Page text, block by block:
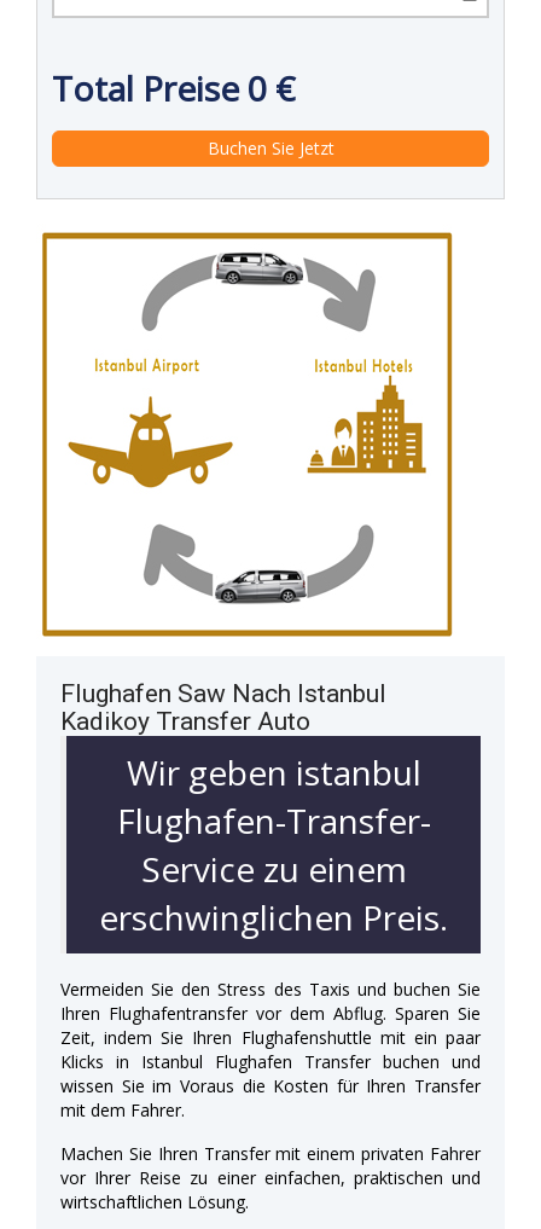
Total Preise0 €
Flughafen Saw Nach Istanbul
Kadikoy Transfer Auto
Wir geben istanbul
Flughafen-Transfer-
Service zu einem
erschwinglichen Preis.
Vermeiden Sie den Stress des Taxis und buchen Sie
Ihren Flughafentransfer vor dem Abflug. Sparen Sie
Zeit, indem Sie Ihren Flughafenshuttle mit ein paar
Klicks in Istanbul Flughafen Transfer buchen und
wissen Sie im Voraus die Kosten für Ihren Transfer
mit dem Fahrer.
Machen Sie Ihren Transfer mit einem privaten Fahrer
vor Ihrer Reise zu einer einfachen, praktischen und
wirtschaftlichen Lösung.